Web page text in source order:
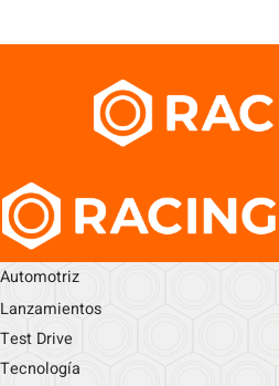
Automotriz
Lanzamientos
Test Drive
Tecnología